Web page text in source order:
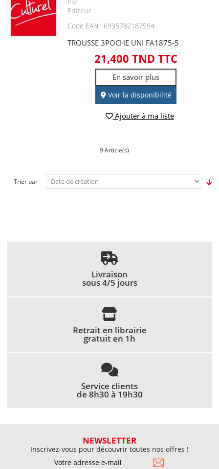
Editeur :
Code EAN : 6935782187554
TROUSSE 3POCHE UNI FA1875-5
21,400 TND TTC
En savoir plus
Voir la disponibilité
Ajouter à ma liste
9 Article(s)
Trier par
Livraison
sous 4/5 jours
Retrait en librairie
gratuit en 1h
Service clients
de 8h30 à 19h30
NEWSLETTER
Inscrivez-vous pour découvrir toutes nos offres !